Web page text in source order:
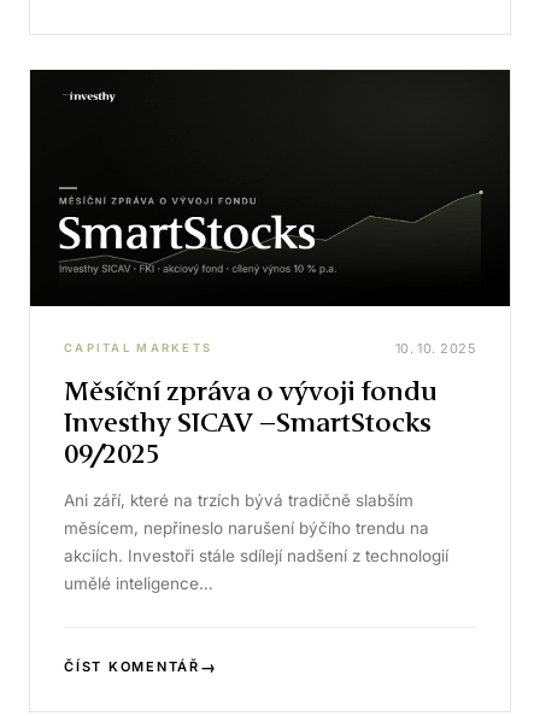
CAPITAL MARKETS 10. 10. 2025
Měsíční zpráva o vývoji fondu
Investhy SICAV –SmartStocks
09/2025
Ani září, které na trzích bývá tradičně slabším
měsícem, nepřineslo narušení býčího trendu na
akciích. Investoři stále sdílejí nadšení z technologií
umělé inteligence…
ČÍST KOMENTÁŘ →